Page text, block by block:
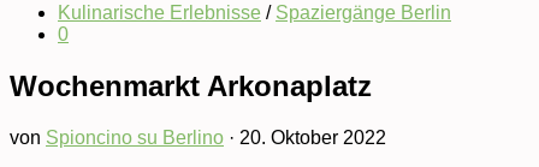
Kulinarische Erlebnisse / Spaziergänge Berlin
0
Wochenmarkt Arkonaplatz
von Spioncino su Berlino · 20. Oktober 2022